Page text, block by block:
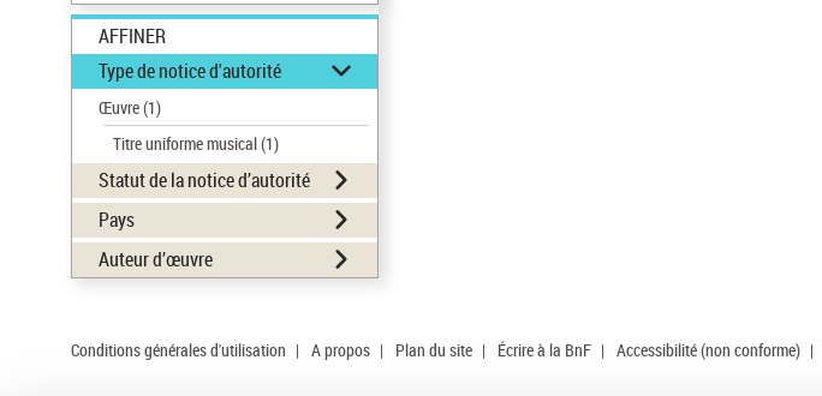
AFFINER
Type de notice d'autorité
Œuvre(1)
Titre uniforme musical(1)
Statut de la notice d’autorité
Pays
Auteur d’œuvre
Conditions générales d'utilisation | A propos | Plan du site | Écrire à la BnF | Accessibilité (non conforme) |